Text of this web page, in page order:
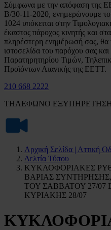
Σύμφωνα με την απόφαση της
Β/30-11-2020, ενημερώνουμε
1024 υπόκειται στην
έκαστος πάροχος κινητής και
πληρέστερη ενημέρωσή σας, θα
ιστοσελίδα του παρόχου σας
Παρατηρητηρίου Τιμών,
Προϊόντων Λιανικής της ΕΕΤΤ.
210 668 2222
ΤΗΛΕΦΩΝΟ
Αρχική Σελίδα | Αττική
Δελτία Τύπου
ΚΥΚΛΟΦΟΡΙΑΚΕΣ
ΒΑΡΙΑΣ
ΤΟΥ ΣΑΒΒΑΤΟΥ 27/07
ΚΥΡΙΑΚΗΣ 28/07